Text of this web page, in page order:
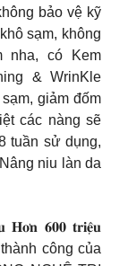
bảo vệ kỹ
sạm, không
nha, có Kem
& WrinKle
giảm đốm
các nàng sẽ
tuần sử dụng,
niu làn da
𝟔𝟎𝟎 𝐭𝐫𝐢𝐞̣̂𝐮
công của